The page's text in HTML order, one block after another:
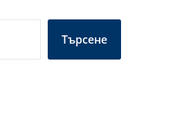
Търсене